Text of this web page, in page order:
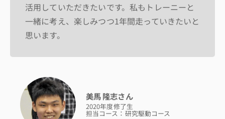
活用していただきたいです。私もトレーニーと
一緒に考え、楽しみつつ1年間走っていきたいと
思います。
美馬 隆志さん
2020年度修了生
担当コース：研究駆動コース